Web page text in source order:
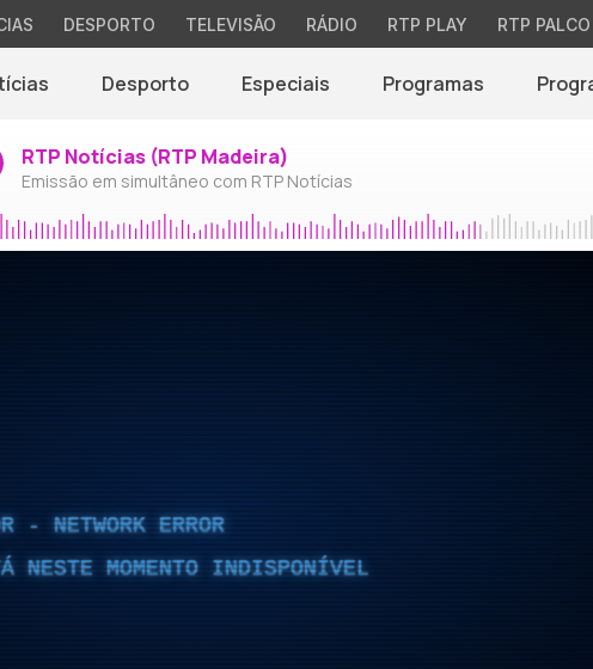
DESPORTO TELEVISÃO RÁDIO RTP PLAY RTP PALCO
Desporto Especiais Programas
RTP Notícias (RTP Madeira)
Emissão em simultâneo com RTP Notícias
- NETWORK ERROR
NESTE MOMENTO INDISPONÍVEL